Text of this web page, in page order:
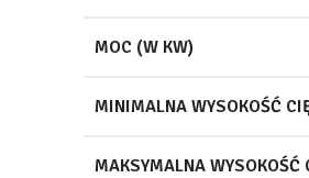
MOC (W KW)
MINIMALNA WYSOKOŚĆ
MAKSYMALNA